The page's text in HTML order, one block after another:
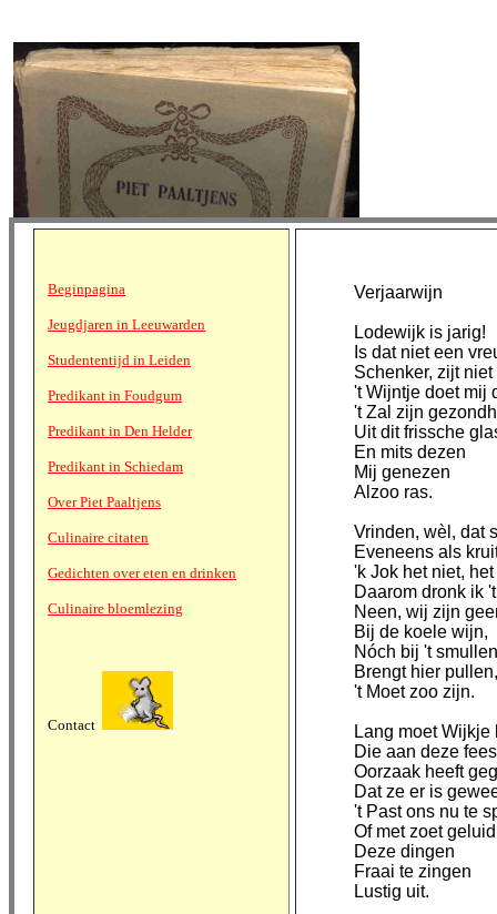
Beginpagina
Jeugdjaren in Leeuwarden
Studententijd in Leiden
Predikant in Foudgum
Predikant in Den Helder
Predikant in Schiedam
Over Piet Paaltjens
Culinaire citaten
Gedichten over eten en drinken
Culinaire bloemlezing
Contact
Verjaarwijn
Lodewijk is jarig!
Is dat niet een
Schenker, zijt niet
't Wijntje doet mij
't Zal zijn
Uit dit frissche
En mits dezen
Mij genezen
Alzoo ras.
Vrinden, wèl, dat
Eveneens als
'k Jok het niet,
Daarom dronk ik
Neen, wij zijn
Bij de koele wijn,
Nóch bij 't
Brengt hier pullen,
't Moet zoo zijn.
Lang moet Wijkje
Die aan deze
Oorzaak heeft
Dat ze er is
't Past ons nu te
Of met zoet geluid
Deze dingen
Fraai te zingen
Lustig uit.